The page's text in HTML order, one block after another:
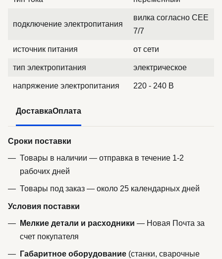
подключение электропитания
вилка согласно CEE
7/7
источник питания от сети
тип электропитания электрическое
напряжение электропитания 220 - 240 В
ДоставкаОплата
Сроки поставки
Товары в наличии — отправка в течение 1-2
рабочих дней
Товары под заказ — около 25 календарных дней
Условия поставки
Мелкие детали и расходники — Новая Почта за
счет покупателя
Габаритное оборудование (станки, сварочные